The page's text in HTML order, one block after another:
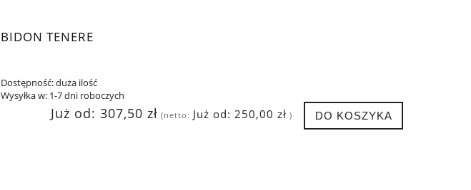
BIDON TENERE
Dostępność:duża ilość
Wysyłka w: 1-7 dni roboczych
Już od:307,50 zł (netto: Już od:250,00 zł ) DO KOSZYKA